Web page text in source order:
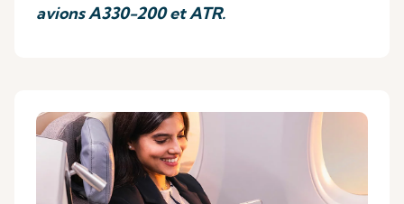
avions A330-200 et ATR.